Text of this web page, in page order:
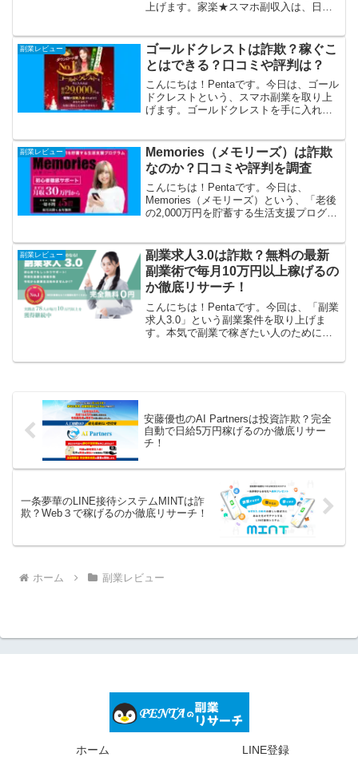
上げます。家楽★スマホ副収入は、日給1
これは試してみるしかないでしょう。さ
っそく徹底リサー...
副業レビュー
ゴールドクレストは詐欺？稼ぐこ
とはできる？口コミや評判は？
こんにちは！Pentaです。今日は、ゴール
ドクレストという、スマホ副業を取り上
げます。ゴールドクレストを手に入れれ
なら、ぜひやってみたいですよね。さっ
そく徹底リサ...
副業レビュー
Memories（メモリーズ）は詐欺
なのか？口コミや評判を調査
こんにちは！Pentaです。今日は、
Memories（メモリーズ）という、「老後
の2,000万円を貯蓄する生活支援プログラ
け取れるようですね。これで老後の不安
が解消でき...
副業レビュー
副業求人3.0は詐欺？無料の最新
副業術で毎月10万円以上稼げるの
か徹底リサーチ！
こんにちは！Pentaです。今回は、「副業
求人3.0」という副業案件を取り上げま
す。本気で副業で稼ぎたい人のために、
安藤優也のAI Partnersは投資詐欺？完全
自動で日給5万円稼げるのか徹底リサー
チ！
一条夢華のLINE接待システムMINTは詐
欺？Web３で稼げるのか徹底リサーチ！
ホーム 副業レビュー
ホーム LINE登録